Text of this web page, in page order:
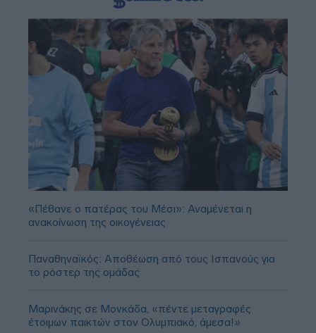
«Πέθανε ο πατέρας του Μέσι»: Αναμένεται η
ανακοίνωση της οικογένειας
Παναθηναϊκός: Αποθέωση από τους Ισπανούς για
το ρόστερ της ομάδας
Μαρινάκης σε Μονκάδα, «πέντε μεταγραφές
έτοιμων παικτών στον Ολυμπιακό, άμεσα!»